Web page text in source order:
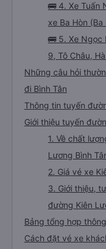
🚌 4. Xe Tuấn
xe Ba Hòn (Ba
🚌 5. Xe Ngọc
9, Tô Châu,
Những câu hỏi
đi Bình Tân
Thông tin tuyến
Giới thiệu tuyến
1. Về chất
Lương Bình
2. Giá vé xe
3. Giới thiệu,
đường Kiên
Bảng tổng hợp
Cách đặt vé xe